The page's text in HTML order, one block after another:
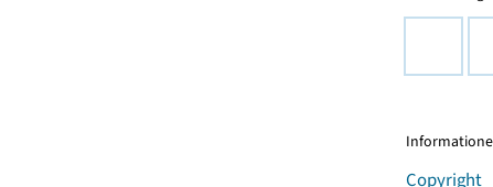
Copyright